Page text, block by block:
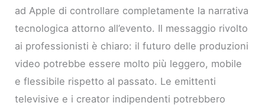
ad Apple di controllare completamente la narrativa
tecnologica attorno all’evento. Il messaggio rivolto
ai professionisti è chiaro: il futuro delle produzioni
video potrebbe essere molto più leggero, mobile
e flessibile rispetto al passato. Le emittenti
televisive e i creator indipendenti potrebbero